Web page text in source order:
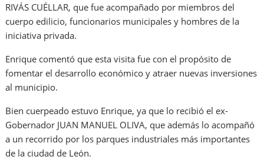
RIVÁS CUÉLLAR, que fue acompañado por miembros del
cuerpo edilicio, funcionarios municipales y hombres de la
iniciativa privada.
Enrique comentó que esta visita fue con el propósito de
fomentar el desarrollo económico y atraer nuevas inversiones
al municipio.
Bien cuerpeado estuvo Enrique, ya que lo recibió el ex-
Gobernador JUAN MANUEL OLIVA, que además lo acompañó
a un recorrido por los parques industriales más importantes
de la ciudad de León.